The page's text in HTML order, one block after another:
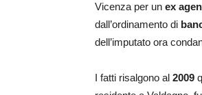
Vicenza per un ex
dall’ordinamento di
dell’imputato ora
I fatti risalgono al 2009